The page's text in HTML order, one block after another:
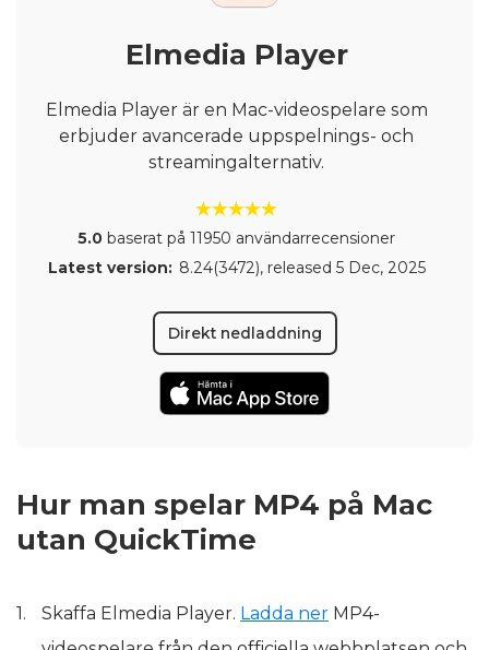
Elmedia Player
Elmedia Player är en Mac-videospelare som
erbjuder avancerade uppspelnings- och
streamingalternativ.
5.0 baserat på 11950 användarrecensioner
Latest version: 8.24(3472), released 5 Dec, 2025
Direkt nedladdning
Hur man spelar MP4 på Mac
utan QuickTime
Skaffa Elmedia Player. Ladda ner MP4-